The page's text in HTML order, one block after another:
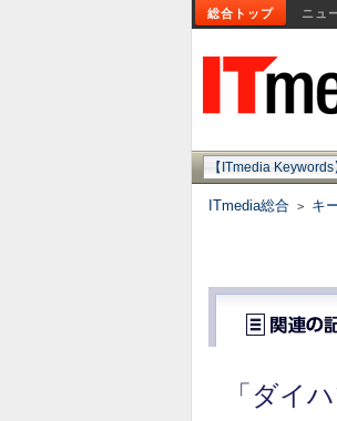
総合トップ ニュ
【ITmedia Keywords
ITmedia総合 > キ
「ダイ